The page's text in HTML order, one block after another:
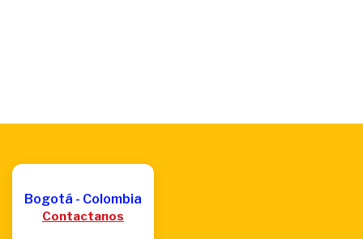
Bogotá - Colombia
Contactanos